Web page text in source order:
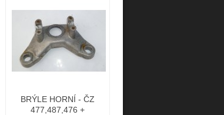
BRÝLE HORNÍ - ČZ
477,487,476 +